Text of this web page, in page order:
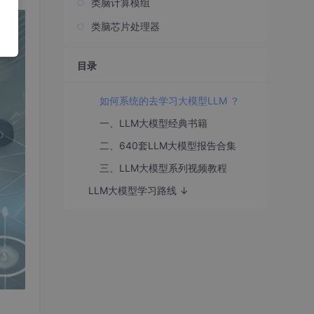
类脑计算模组
类脑芯片处理器
目录
如何系统的去学习大模型LLM ？
一、LLM大模型经典书籍
二、640套LLM大模型报告合集
三、LLM大模型系列视频教程
LLM大模型学习路线 ↓